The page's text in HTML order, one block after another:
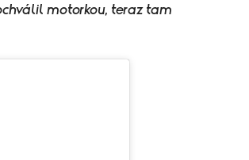
motorkou, teraz tam